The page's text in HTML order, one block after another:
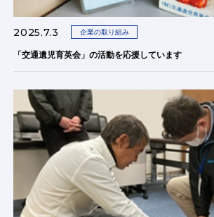
2025.7.3 企業の取り組み
「交通遺児育英会」の活動を応援しています